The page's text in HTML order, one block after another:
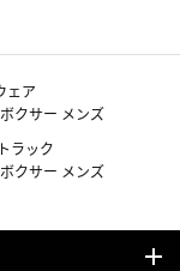
ェア
クサー メンズ
ラック
クサー メンズ